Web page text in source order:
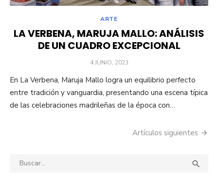
ARTE
LA VERBENA, MARUJA MALLO: ANÁLISIS
DE UN CUADRO EXCEPCIONAL
PUBLICADO
4 JUNIO, 2023
En La Verbena, Maruja Mallo logra un equilibrio perfecto
entre tradición y vanguardia, presentando una escena típica
de las celebraciones madrileñas de la época con…
de
Artículos siguientes
Buscar: 